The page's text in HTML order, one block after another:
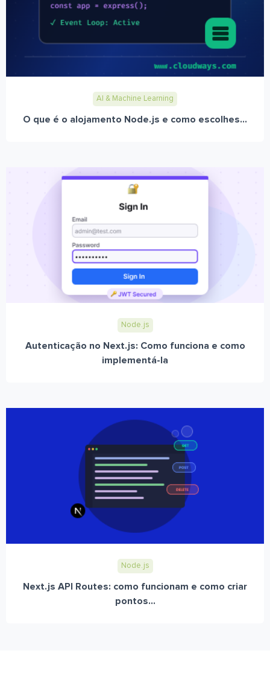
AI & Machine Learning
O que é o alojamento Node.js e como escolhes...
Node.js
Autenticação no Next.js: Como funciona e como
implementá-la
Node.js
Next.js API Routes: como funcionam e como criar
pontos...